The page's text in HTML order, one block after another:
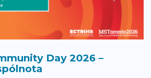
Day 2026 –